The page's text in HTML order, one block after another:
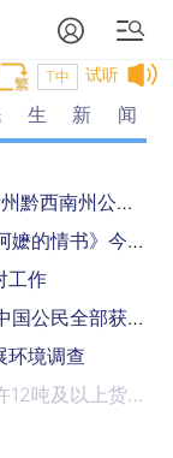
试听
T中
生新闻
多人天然溶洞盗采金矿中毒致3死，贵州黔西南州公布事故调查报告
2026年度总票房已破165亿元，《给阿嬷的情书》今日全球上映
工作
中使馆：菲律宾三佳钢铁厂被扣70名中国公民全部获释
环境调查
6月30日24时起，北京东六环隧道允许12吨及以上货车通行